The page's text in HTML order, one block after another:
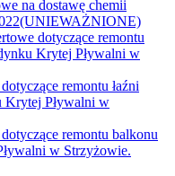
na dostawę chemii
dotyczące remontu
Krytej Pływalni w
remontu łaźni
Krytej Pływalni w
remontu balkonu
w Strzyżowie.